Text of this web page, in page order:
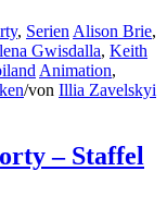
, Serien Alison Brie,
Gwisdalla, Keith
Animation,
/von Illia Zavelskyi
– Staffel